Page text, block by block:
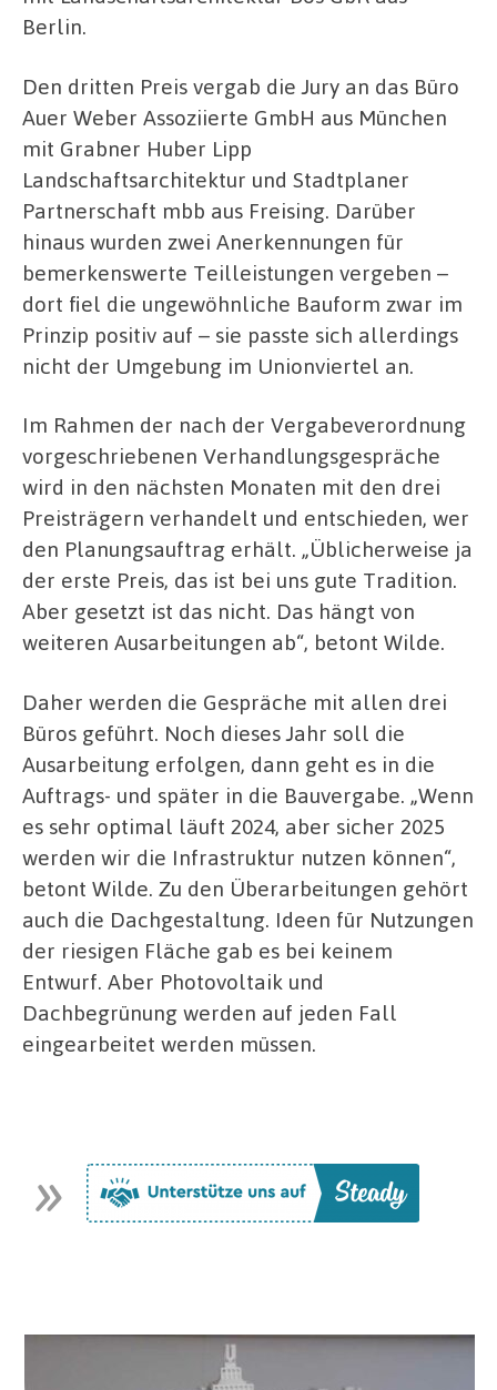
Berlin.
Den dritten Preis vergab die Jury an das Büro
Auer Weber Assoziierte GmbH aus München
mit Grabner Huber Lipp
Landschaftsarchitektur und Stadtplaner
Partnerschaft mbb aus Freising. Darüber
hinaus wurden zwei Anerkennungen für
bemerkenswerte Teilleistungen vergeben –
dort fiel die ungewöhnliche Bauform zwar im
Prinzip positiv auf – sie passte sich allerdings
nicht der Umgebung im Unionviertel an.
Im Rahmen der nach der Vergabeverordnung
vorgeschriebenen Verhandlungsgespräche
wird in den nächsten Monaten mit den drei
Preisträgern verhandelt und entschieden, wer
den Planungsauftrag erhält. „Üblicherweise ja
der erste Preis, das ist bei uns gute Tradition.
Aber gesetzt ist das nicht. Das hängt von
weiteren Ausarbeitungen ab“, betont Wilde.
Daher werden die Gespräche mit allen drei
Büros geführt. Noch dieses Jahr soll die
Ausarbeitung erfolgen, dann geht es in die
Auftrags- und später in die Bauvergabe. „Wenn
es sehr optimal läuft 2024, aber sicher 2025
werden wir die Infrastruktur nutzen können“,
betont Wilde. Zu den Überarbeitungen gehört
auch die Dachgestaltung. Ideen für Nutzungen
der riesigen Fläche gab es bei keinem
Entwurf. Aber Photovoltaik und
Dachbegrünung werden auf jeden Fall
eingearbeitet werden müssen.